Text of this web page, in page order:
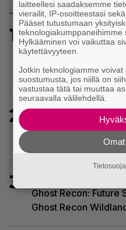
1
Sony on keskustellut
levyttömyyteen
koteloissa
2
Uutta PS5-
ensimmäiseksi
DualSense-
3
Ghost Recon: Future
Ghost Recon
laitteellesi saadaksemme
vierailit, IP-osoitteestasi
Pääset tutustumaan
teknologiakumppaneihimme
Hylkääminen voi vaikuttaa
käytettävyyteen.
Jotkin teknologiamme
suostumusta, jos niillä on
vastustaa tätä tai muuttaa
seuraavalla välilehdellä.